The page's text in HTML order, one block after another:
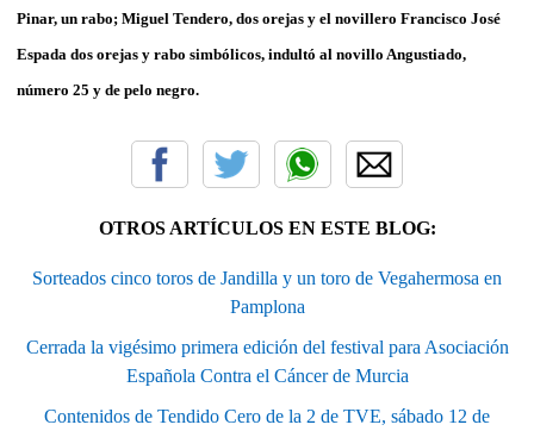
Pinar, un rabo; Miguel Tendero, dos orejas y el novillero Francisco José
Espada dos orejas y rabo simbólicos, indultó al novillo Angustiado,
número 25 y de pelo negro.
OTROS ARTÍCULOS EN ESTE BLOG:
Sorteados cinco toros de Jandilla y un toro de Vegahermosa en
Pamplona
Cerrada la vigésimo primera edición del festival para Asociación
Española Contra el Cáncer de Murcia
Contenidos de Tendido Cero de la 2 de TVE, sábado 12 de